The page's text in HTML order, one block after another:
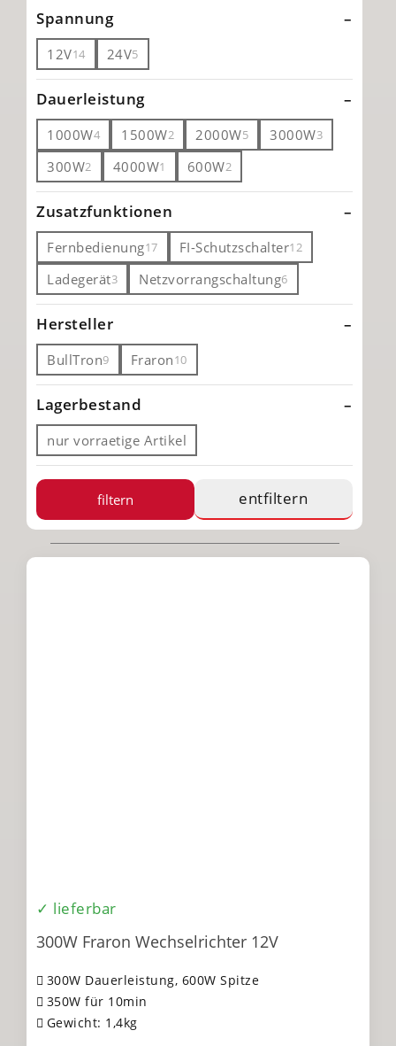
Spannung
12V14 24V5
Dauerleistung
1000W4 1500W2 2000W5 3000W3
300W2 4000W1 600W2
Zusatzfunktionen
Fernbedienung17 FI-Schutzschalter12
Ladegerät3 Netzvorrangschaltung6
Hersteller
BullTron9 Fraron10
Lagerbestand
nur vorraetige Artikel
filtern entfiltern
✓ lieferbar
300W Fraron Wechselrichter 12V
300W Dauerleistung, 600W Spitze
350W für 10min
Gewicht: 1,4kg